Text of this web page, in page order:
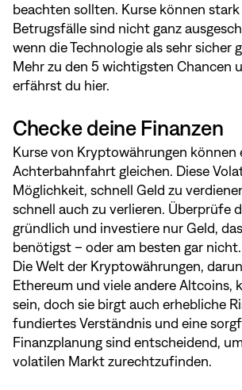
beachten sollten. Kurse können
Betrugsfälle sind nicht ganz
wenn die Technologie als sehr sicher
Mehr zu den 5 wichtigsten Chancen
erfährst du hier.
Checke deine Finanzen
Kurse von Kryptowährungen können
Achterbahnfahrt gleichen. Diese
Möglichkeit, schnell Geld zu
schnell auch zu verlieren. Überprüfe
gründlich und investiere nur Geld,
benötigst – oder am besten gar nicht.
Die Welt der Kryptowährungen,
Ethereum und viele andere Altcoins,
sein, doch sie birgt auch erhebliche
fundiertes Verständnis und eine
Finanzplanung sind entscheidend,
volatilen Markt zurechtzufinden.